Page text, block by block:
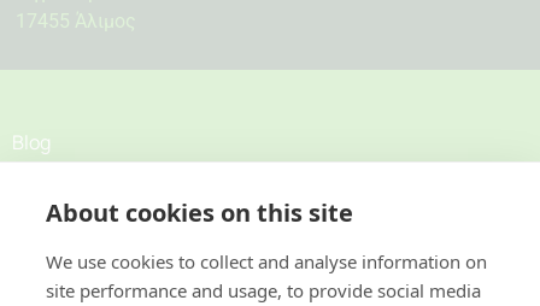
About cookies on this site
We use cookies to collect and analyse information on
site performance and usage, to provide social media
17455 Άλιμος
Blog
Σχετικά
Προσφορές